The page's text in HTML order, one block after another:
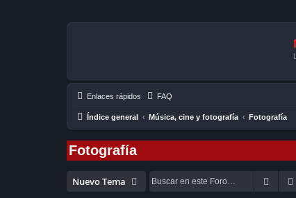
Enlaces rápidos FAQ
Índice general Música, cine y fotografía Fotografía
Fotografía
Nuevo Tema Buscar